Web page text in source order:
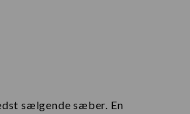
sælgende sæber. En